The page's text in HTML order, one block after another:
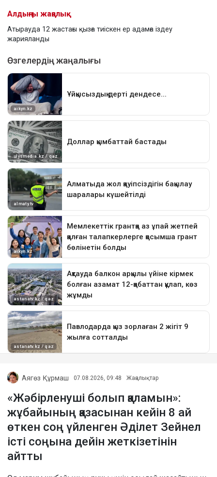
Алдыңғы жаңалық
Атырауда 12 жастағы қызға тиіскен ер адамға іздеу
жарияланды
Аягөз Құрмаш 07.08.2026, 09:48 Жаңалықтар
«Жәбірленуші болып қаламын»:
жұбайының қазасынан кейін 8 ай
өткен соң үйленген Әділет Зейнел
істі соңына дейін жеткізетінін
айтты